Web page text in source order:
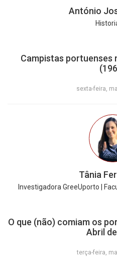
António
Campistas portuenses
sexta-feira,
Tânia
Investigadora GreeUporto |
O que (não) comiam os
Abril
terça-feira,